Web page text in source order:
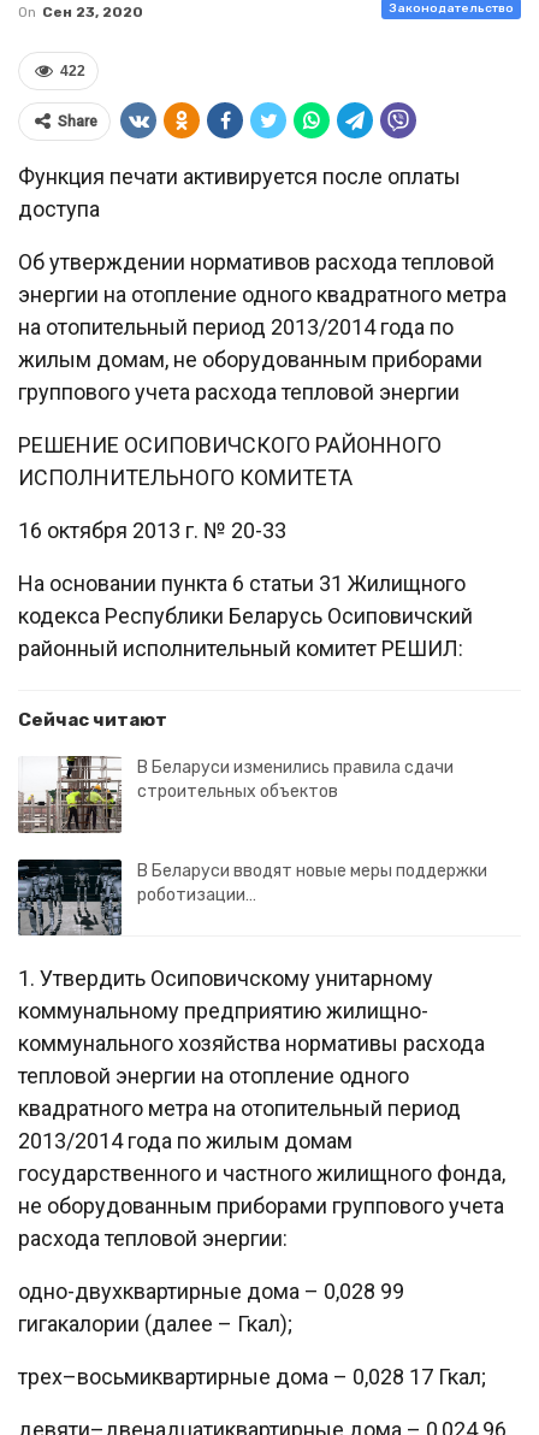
Законодательство
On Сен 23, 2020
422
Share
Функция печати активируется после оплаты
доступа
Об утверждении нормативов расхода тепловой
энергии на отопление одного квадратного метра
на отопительный период 2013/2014 года по
жилым домам, не оборудованным приборами
группового учета расхода тепловой энергии
РЕШЕНИЕ ОСИПОВИЧСКОГО РАЙОННОГО
ИСПОЛНИТЕЛЬНОГО КОМИТЕТА
16 октября 2013 г. № 20-33
На основании пункта 6 статьи 31 Жилищного
кодекса Республики Беларусь Осиповичский
районный исполнительный комитет РЕШИЛ:
Сейчас читают
В Беларуси изменились правила сдачи
строительных объектов
В Беларуси вводят новые меры поддержки
роботизации…
1. Утвердить Осиповичскому унитарному
коммунальному предприятию жилищно-
коммунального хозяйства нормативы расхода
тепловой энергии на отопление одного
квадратного метра на отопительный период
2013/2014 года по жилым домам
государственного и частного жилищного фонда,
не оборудованным приборами группового учета
расхода тепловой энергии:
одно-двухквартирные дома – 0,028 99
гигакалории (далее – Гкал);
трех–восьмиквартирные дома – 0,028 17 Гкал;
девяти–двенадцатиквартирные дома – 0,024 96